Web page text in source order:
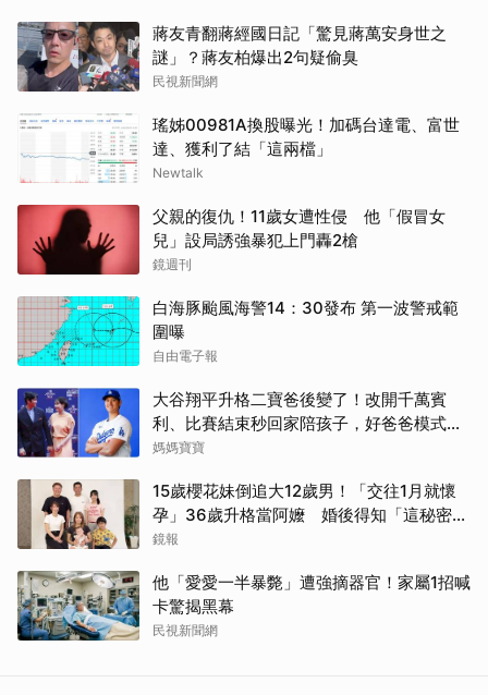
蔣友青翻蔣經國日記「驚見蔣萬安身世之
謎」？蔣友柏爆出2句疑偷臭
民視新聞網
瑤姊00981A換股曝光！加碼台達電、富世
達、獲利了結「這兩檔」
Newtalk
父親的復仇！11歲女遭性侵 他「假冒女
兒」設局誘強暴犯上門轟2槍
鏡週刊
白海豚颱風海警14：30發布 第一波警戒範
圍曝
自由電子報
大谷翔平升格二寶爸後變了！改開千萬賓
利、比賽結束秒回家陪孩子，好爸爸模式全
開
媽媽寶寶
15歲櫻花妹倒追大12歲男！「交往1月就懷
孕」36歲升格當阿嬤 婚後得知「這秘密」
傻眼了
鏡報
他「愛愛一半暴斃」遭強摘器官！家屬1招喊
卡驚揭黑幕
民視新聞網